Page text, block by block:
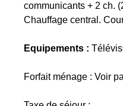
communicants + 2 ch.
Chauffage central.
Equipements :
Forfait ménage : Voir